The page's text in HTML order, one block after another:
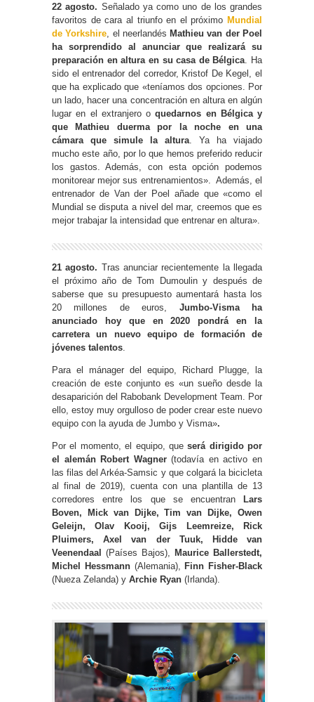
22 agosto. Señalado ya como uno de los grandes
favoritos de cara al triunfo en el próximo Mundial
de Yorkshire , el neerlandés Mathieu van der Poel
ha sorprendido al anunciar que realizará su
preparación en altura en su casa de Bélgica . Ha
sido el entrenador del corredor, Kristof De Kegel, el
que ha explicado que «teníamos dos opciones. Por
un lado, hacer una concentración en altura en algún
lugar en el extranjero oquedarnos en Bélgica y
que Mathieu duerma por la noche en una
cámara que simule la altura . Ya ha viajado
mucho este año, por lo que hemos preferido reducir
los gastos. Además, con esta opción podemos
monitorear mejor sus entrenamientos». Además, el
entrenador de Van der Poel añade que «como el
Mundial se disputa a nivel del mar, creemos que es
mejor trabajar la intensidad que entrenar en altura».
21 agosto. Tras anunciar recientemente la llegada
el próximo año de Tom Dumoulin y después de
saberse que su presupuesto aumentará hasta los
20 millones de euros, Jumbo-Visma ha
anunciado hoy que en 2020 pondrá en la
carretera un nuevo equipo de formación de
jóvenes talentos
Para el mánager del equipo, Richard Plugge, la
creación de este conjunto es «un sueño desde la
desaparición del Rabobank Development Team. Por
ello, estoy muy orgulloso de poder crear este nuevo
equipo con la ayuda de Jumbo y Visma».
Por el momento, el equipo, queserá dirigido por
el alemán Robert Wagner(todavía en activo en
las filas del Arkéa-Samsic y que colgará la bicicleta
al final de 2019), cuenta con una plantilla de 13
corredores entre los que se encuentran
Lars
Boven, Mick van Dijke, Tim van Dijke, Owen
Geleijn, Olav Kooij, Gijs Leemreize, Rick
Pluimers, Axel van der Tuuk, Hidde van
Veenendaal (Países Bajos),
Maurice Ballerstedt,
Michel Hessmann (Alemania),
Finn Fisher-Black
(Nueza Zelanda) y Archie Ryan (Irlanda).